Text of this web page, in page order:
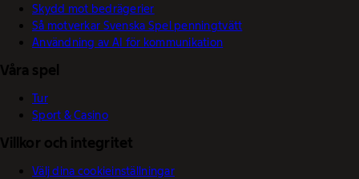
Skydd mot bedrägerier
Så motverkar Svenska Spel penningtvätt
Användning av AI för kommunikation
Våra spel
Tur
Sport & Casino
Villkor och integritet
Välj dina cookieinställningar